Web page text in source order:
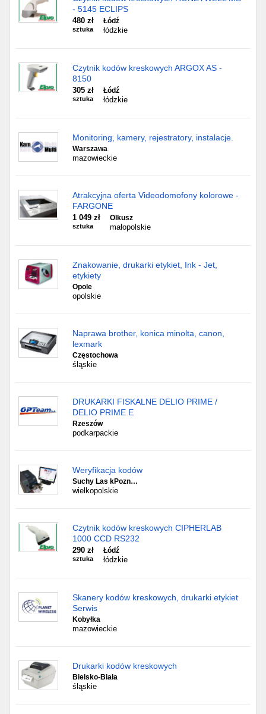
- 5145 ECLIPS
480 zł
sztuka
Łódź
łódzkie
Czytnik kodów kreskowych ARGOX AS -
8150
305 zł
sztuka
Łódź
łódzkie
Monitoring, kamery, rejestratory, instalacje.
Warszawa
mazowieckie
Atrakcyjna oferta Videodomofony kolorowe -
FARGONE
1 049 zł
sztuka
Olkusz
małopolskie
Znakowanie, drukarki etykiet, Ink - Jet,
etykiety
Opole
opolskie
Naprawa brother, konica minolta, canon,
lexmark
Częstochowa
śląskie
DRUKARKI FISKALNE DELIO PRIME /
DELIO PRIME E
Rzeszów
podkarpackie
Weryfikacja kodów
Suchy Las kPozn…
wielkopolskie
Czytnik kodów kreskowych CIPHERLAB
1000 CCD RS232
290 zł
sztuka
Łódź
łódzkie
Skanery kodów kreskowych, drukarki etykiet
Serwis
Kobyłka
mazowieckie
Drukarki kodów kreskowych
Bielsko-Biała
śląskie